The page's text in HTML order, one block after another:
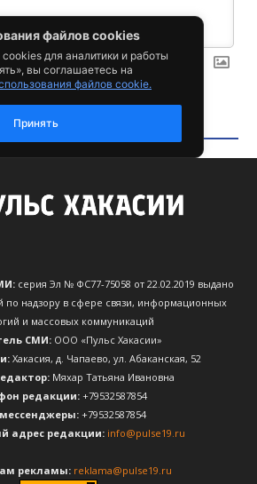
серия Эл № ФС77-75058 от 22.02.2019 выдано
по надзору в сфере связи, информационных
и массовых коммуникаций
СМИ: ООО «Пульс Хакасии»
Хакасия, д. Чапаево, ул. Абаканская, 52
Мяхар Татьяна Ивановна
редакции:+79532587854
+79532587854
адрес редакции: info@pulse19.ru
рекламы: reklama@pulse19.ru